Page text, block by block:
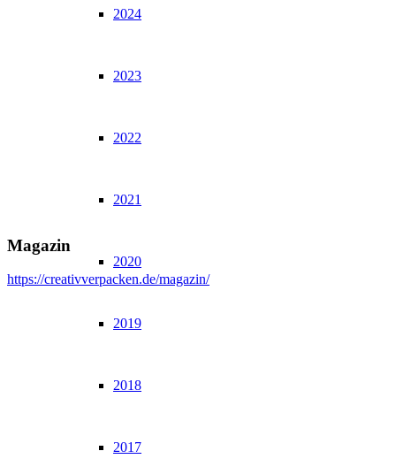
2024
2023
2022
2021
2020
2019
2018
2017
Magazin
https://creativverpacken.de/magazin/